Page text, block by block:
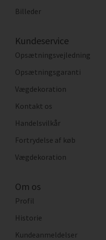
Billeder
Kundeservice
Opsætningsvejledning
Opsætningsgaranti
Vægdekoration
Kontakt os
Handelsvilkår
Fortrydelse af køb
Vægdekoration
Om os
Profil
Historie
Kundeanmeldelser